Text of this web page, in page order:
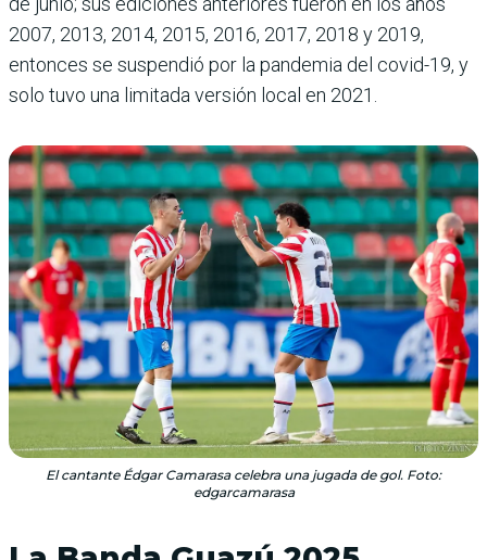
2007, 2013, 2014, 2015, 2016, 2017, 2018 y 2019,
entonces se suspendió por la pandemia del covid-19, y
solo tuvo una limitada versión local en 2021.
El cantante Édgar Camarasa celebra una jugada de gol. Foto:
edgarcamarasa